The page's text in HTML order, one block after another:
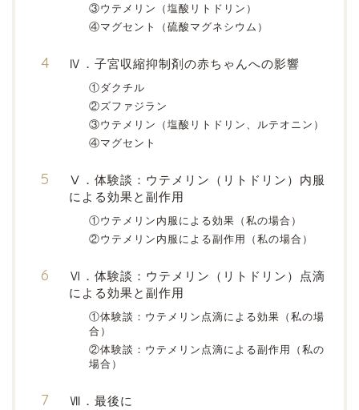
③ウテメリン（塩酸リトドリン）
④マグセント（硫酸マグネシウム）
Ⅳ．子宮収縮抑制剤の赤ちゃんへの影響
①ダクチル
②ズファジラン
③ウテメリン（塩酸リトドリン、ルテオニン）
④マグセント
Ⅴ．体験談：ウテメリン（リトドリン）内服
による効果と副作用
①ウテメリン内服による効果（私の場合）
②ウテメリン内服による副作用（私の場合）
Ⅵ．体験談：ウテメリン（リトドリン）点滴
による効果と副作用
①体験談：ウテメリン点滴による効果（私の場
合）
②体験談：ウテメリン点滴による副作用（私の
場合）
Ⅶ．最後に